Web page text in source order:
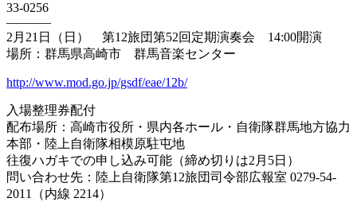
33-0256
———–
2月21日（日） 第12旅団第52回定期演奏会 14:00開演
場所：群馬県高崎市 群馬音楽センター
http://www.mod.go.jp/gsdf/eae/12b/
入場整理券配付
配布場所：高崎市役所・県内各ホール・自衛隊群馬地方協力
本部・陸上自衛隊相模原駐屯地
往復ハガキでの申し込み可能（締め切りは2月5日）
問い合わせ先：陸上自衛隊第12旅団司令部広報室 0279-54-
2011（内線 2214）